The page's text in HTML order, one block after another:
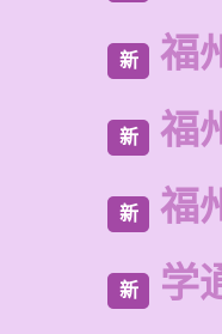
新 福
新 福
新 福
新 学